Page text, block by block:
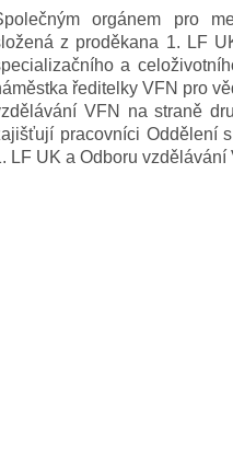
orgánem pro
z proděkana 1. LF
a
ředitelky VFN pro
VFN na straně
pracovníci Oddělení
LF UK a Odboru vzdělávání